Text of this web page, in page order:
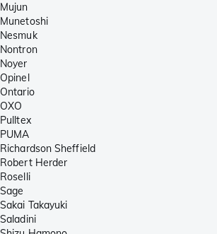
Mujun
Munetoshi
Nesmuk
Nontron
Noyer
Opinel
Ontario
OXO
Pulltex
PUMA
Richardson Sheffield
Robert Herder
Roselli
Sage
Sakai Takayuki
Saladini